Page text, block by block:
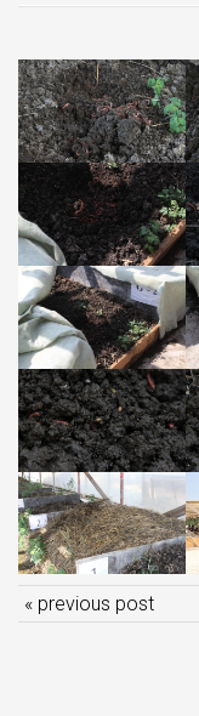
« previous post